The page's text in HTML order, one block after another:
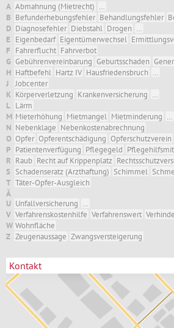
A Abmahnung (Mietrecht)
B Befunderhebungsfehler Behandlungsfehler
D Diagnosefehler Diebstahl Drogen
E
Eigenbedarf Eigentümerwechsel
F
Fahrerflucht Fahrverbot
G Gebührenvereinbarung Geburtsschaden
H Haftbefehl Hartz IV Hausfriedensbruch
J
Jobcenter
K Körperverletzung Krankenversicherung
L Lärm
M Mieterhöhung Mietmangel Mietminderung
N Nebenklage Nebenkostenabrechnung
O Opfer Opferentschädigung Opferschutzverein
P Patientenverfügung Pflegegeld
R Raub Recht auf Krippenplatz
S
Schadenseratz (Arzthaftung) Schimmel
T Täter-Opfer-Ausgleich
Ã
U Unfallversicherung
V Verfahrenskostenhilfe Verfahrenswert
W Wohnfläche
Z Zeugenaussage Zwangsversteigerung
Kontakt